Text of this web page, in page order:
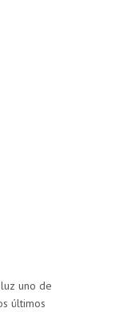
uno de
últimos